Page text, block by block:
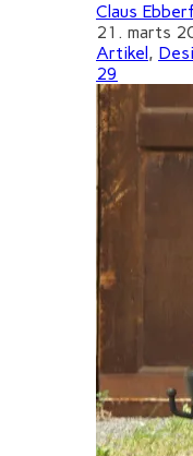
Claus
21. marts
Artikel,
29